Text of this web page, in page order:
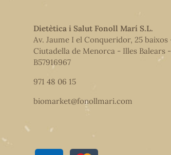
Dietètica i Salut Fonoll Marí S.L.
Av. Jaume I el Conqueridor, 25 baixos
Ciutadella de Menorca - Illes Balears
B57916967
971 48 06 15
biomarket@fonollmari.com